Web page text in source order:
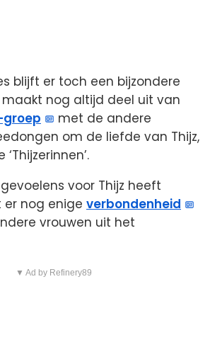
blijft er toch een bijzondere
maakt nog altijd deel uit van
met de andere
om de liefde van Thijz,
voor Thijz heeft
er nog enige verbondenheid
vrouwen uit het
▼ Ad by Refinery89